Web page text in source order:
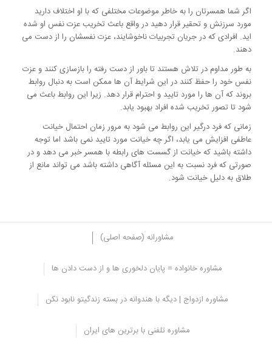
اگر شما همسرتان را به خاطر موضوعات مختلفی که با او اختلاف دارید
مورد سرزنش و تحقیر قرار دهید در واقع باعث تخریب عزت نفس او شده
اید. افرادی که در جریان تجربیات ناخوشایند، عزت نفسشان را از دست می
دهند.
به طور مداوم در تلاش هستند تا باور از دست رفته را بازسازی کنند و عزت
نفس خود را حفظ کنند در این شرایط آن ها ممکن است به دنبال روابط
بروند که آن ها را مورد تایید و احترام قرار دهد. زیرا این روابط باعث می
شود تا تصور تخریب شده افراد بهبود یابد.
زمانی که فرد درگیر این روابط می شود به مرور زمان احتمال خیانت
عاطفی افزایش می یابد، اگر چه خیانت مورد تایید نمی باشد اما توجه
داشته باشید که خیانت از گسست های رابطه با همسر خبر می دهد و در
صورتی که فرد نسبت به این مسئله آگاهی داشته باشد می تواند مانع از
طلاق به دلیل خیانت شود.
مشاورانه (صفحه اصلی)
مشاوره خانواده = پایان دلخوری ها و از دست دادن ها
مشاوره ازدواج | دیگه با هندوانه در بسته زندگیتو نابود نکن
مشاوره تلفنی با برترین های ایران
دعوای بین زوجین، حل و فصل اختلافات با
همسر
بسیاری از افراد زمانی که در جلسات مشاوره شرکت می کنند سوال می
بهترین رفتار برای مواجهه با تعارضات و اختلافات در زندگی